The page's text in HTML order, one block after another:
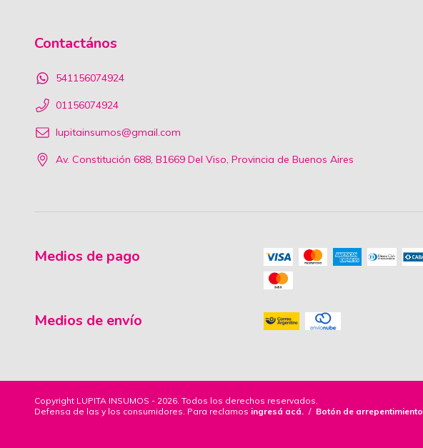
Contactános
541156074924
01156074924
lupitainsumos@gmail.com
Av. Constitución 688, B1669 Del Viso, Provincia de Buenos Aires
Medios de pago
Medios de envío
Copyright LUPITA INSUMOS - 2026. Todos los derechos reservados.
Defensa de las y los consumidores. Para reclamos ingresá acá. / Botón de arrepentimiento